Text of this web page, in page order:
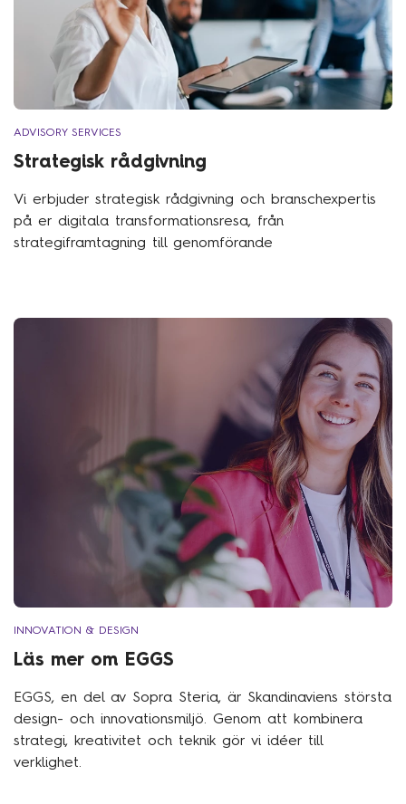
ADVISORY SERVICES
Strategisk rådgivning
Vi erbjuder strategisk rådgivning och branschexpertis
på er digitala transformationsresa, från
strategiframtagning till genomförande
INNOVATION & DESIGN
Läs mer om EGGS
EGGS, en del av Sopra Steria, är Skandinaviens största
design- och innovationsmiljö. Genom att kombinera
strategi, kreativitet och teknik gör vi idéer till
verklighet.